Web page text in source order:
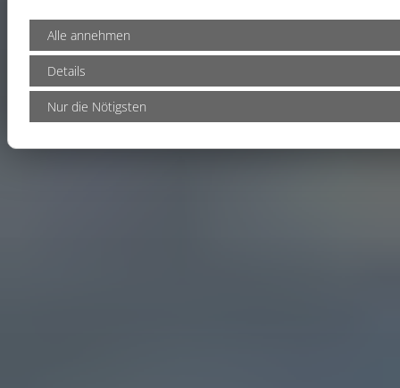
Alle annehmen
Details
Nur die Nötigsten